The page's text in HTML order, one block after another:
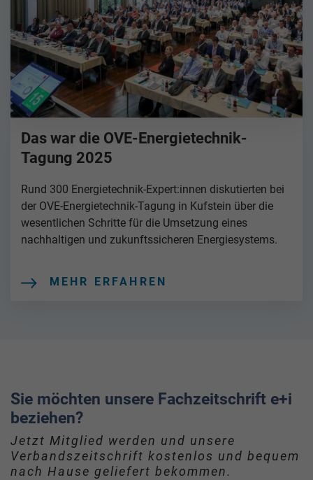
Das war die OVE-Energietechnik-
Tagung 2025
Rund 300 Energietechnik-Expert:innen diskutierten bei
der OVE-Energietechnik-Tagung in Kufstein über die
wesentlichen Schritte für die Umsetzung eines
nachhaltigen und zukunftssicheren Energiesystems.
MEHR ERFAHREN
Sie möchten unsere Fachzeitschrift e+i
beziehen?
Jetzt Mitglied werden und unsere
Verbandszeitschrift kostenlos und bequem
nach Hause geliefert bekommen.